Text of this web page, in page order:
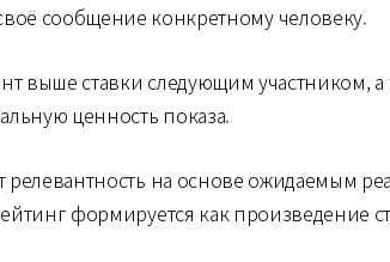
сообщение конкретному человеку.
выше ставки следующим участником,
ценность показа.
релевантность на основе ожидаемым
формируется как произведение